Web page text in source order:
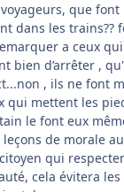
que
dans les trains??
a ceux
bien d’arrêter ,
, ils ne font
qui mettent les
le font eux
de morale
qui
cela évitera